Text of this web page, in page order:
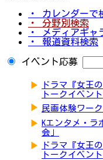
・ カレンダーで
・ 分野別検索
・ メディアギャ
・ 報道資料検索
イベント応募
▶
ドラマ『女王
トークイベント
▶ 民画体験ワー
▶ Kエンタメ・ラ
会」
▶
ドラマ『女王
トークイベント